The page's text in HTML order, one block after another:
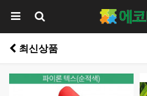
최신상품